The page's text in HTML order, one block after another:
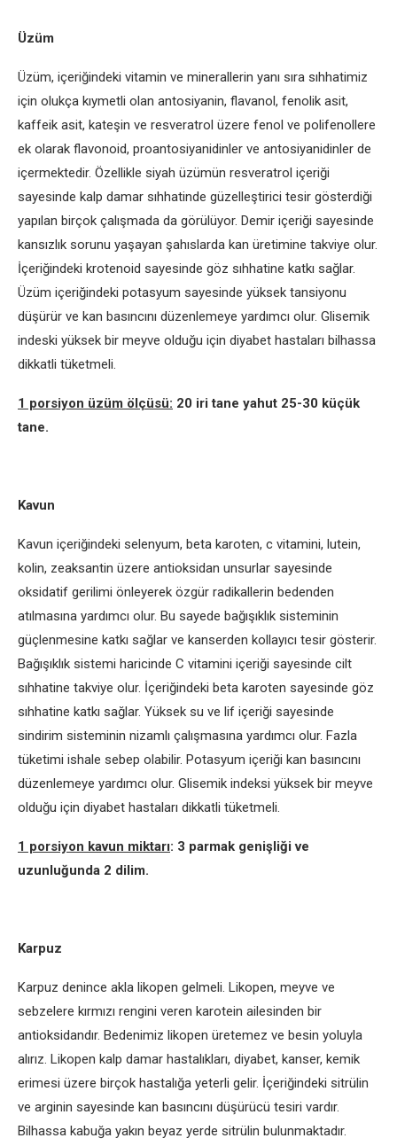
Üzüm
Üzüm, içeriğindeki vitamin ve minerallerin yanı sıra sıhhatimiz
için olukça kıymetli olan antosiyanin, flavanol, fenolik asit,
kaffeik asit, kateşin ve resveratrol üzere fenol ve polifenollere
ek olarak flavonoid, proantosiyanidinler ve antosiyanidinler de
içermektedir. Özellikle siyah üzümün resveratrol içeriği
sayesinde kalp damar sıhhatinde güzelleştirici tesir gösterdiği
yapılan birçok çalışmada da görülüyor. Demir içeriği sayesinde
kansızlık sorunu yaşayan şahıslarda kan üretimine takviye olur.
İçeriğindeki krotenoid sayesinde göz sıhhatine katkı sağlar.
Üzüm içeriğindeki potasyum sayesinde yüksek tansiyonu
düşürür ve kan basıncını düzenlemeye yardımcı olur. Glisemik
indeski yüksek bir meyve olduğu için diyabet hastaları bilhassa
dikkatli tüketmeli.
1 porsiyon üzüm ölçüsü: 20 iri tane yahut 25-30 küçük
tane.
Kavun
Kavun içeriğindeki selenyum, beta karoten, c vitamini, lutein,
kolin, zeaksantin üzere antioksidan unsurlar sayesinde
oksidatif gerilimi önleyerek özgür radikallerin bedenden
atılmasına yardımcı olur. Bu sayede bağışıklık sisteminin
güçlenmesine katkı sağlar ve kanserden kollayıcı tesir gösterir.
Bağışıklık sistemi haricinde C vitamini içeriği sayesinde cilt
sıhhatine takviye olur. İçeriğindeki beta karoten sayesinde göz
sıhhatine katkı sağlar. Yüksek su ve lif içeriği sayesinde
sindirim sisteminin nizamlı çalışmasına yardımcı olur. Fazla
tüketimi ishale sebep olabilir. Potasyum içeriği kan basıncını
düzenlemeye yardımcı olur. Glisemik indeksi yüksek bir meyve
olduğu için diyabet hastaları dikkatli tüketmeli.
1 porsiyon kavun miktarı: 3 parmak genişliği ve
uzunluğunda 2 dilim.
Karpuz
Karpuz denince akla likopen gelmeli. Likopen, meyve ve
sebzelere kırmızı rengini veren karotein ailesinden bir
antioksidandır. Bedenimiz likopen üretemez ve besin yoluyla
alırız. Likopen kalp damar hastalıkları, diyabet, kanser, kemik
erimesi üzere birçok hastalığa yeterli gelir. İçeriğindeki sitrülin
ve arginin sayesinde kan basıncını düşürücü tesiri vardır.
Bilhassa kabuğa yakın beyaz yerde sitrülin bulunmaktadır.